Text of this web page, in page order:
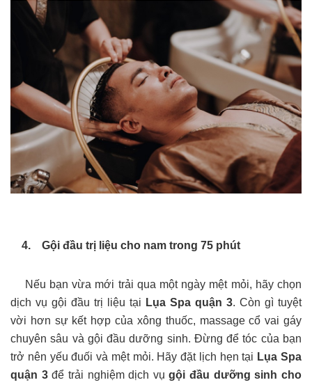
4. Gội đầu trị liệu cho nam trong 75 phút
Nếu bạn vừa mới trải qua một ngày mệt mỏi, hãy chọn
dịch vụ gội đầu trị liệu tại Lụa Spa quận 3. Còn gì tuyệt
vời hơn sự kết hợp của xông thuốc, massage cổ vai gáy
chuyên sâu và gội đầu dưỡng sinh. Đừng để tóc của bạn
trở nên yếu đuối và mệt mỏi. Hãy đặt lịch hẹn tại Lụa Spa
quận 3để trải nghiệm dịch vụgội đầu dưỡng sinh cho